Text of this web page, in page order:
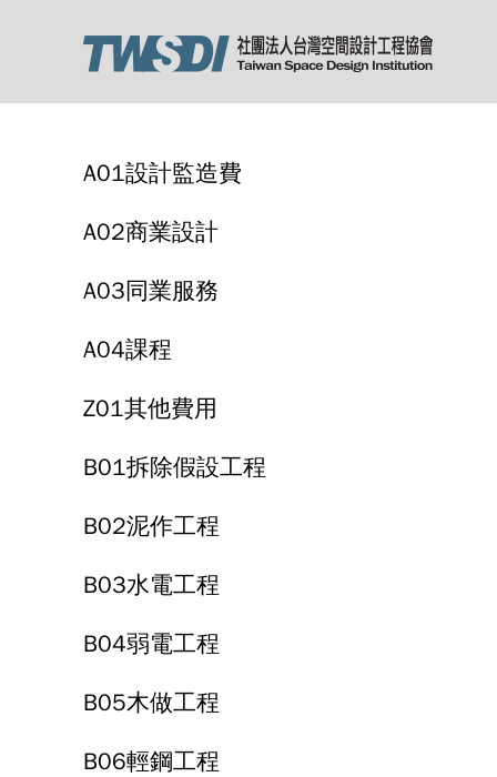
A01設計監造費
A02商業設計
A03同業服務
A04課程
Z01其他費用
B01拆除假設工程
B02泥作工程
B03水電工程
B04弱電工程
B05木做工程
B06輕鋼工程